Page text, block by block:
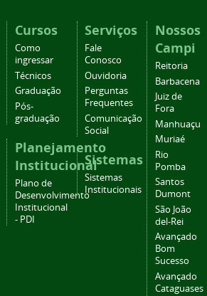
Cursos
Como
ingressar
Técnicos
Graduação
Pós-
graduação
Planejamento
Institucional
Plano de
Desenvolvimento
Institucional
- PDI
Serviços
Fale
Conosco
Ouvidoria
Perguntas
Frequentes
Comunicação
Social
Sistemas
Sistemas
Institucionais
Nossos
Campi
Reitoria
Barbacena
Juiz de
Fora
Manhuaçu
Muriaé
Rio
Pomba
Santos
Dumont
São João
del-Rei
Avançado
Bom
Sucesso
Avançado
Cataguases